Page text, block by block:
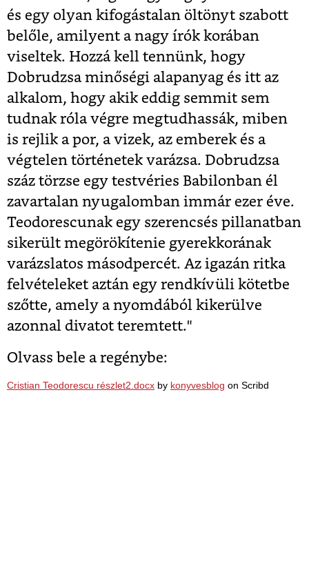
és egy olyan kifogástalan öltönyt szabott
belőle, amilyent a nagy írók korában
viseltek. Hozzá kell tennünk, hogy
Dobrudzsa minőségi alapanyag és itt az
alkalom, hogy akik eddig semmit sem
tudnak róla végre megtudhassák, miben
is rejlik a por, a vizek, az emberek és a
végtelen történetek varázsa. Dobrudzsa
száz törzse egy testvéries Babilonban él
zavartalan nyugalomban immár ezer éve.
Teodorescunak egy szerencsés pillanatban
sikerült megörökítenie gyerekkorának
varázslatos másodpercét. Az igazán ritka
felvételeket aztán egy rendkívüli kötetbe
szőtte, amely a nyomdából kikerülve
azonnal divatot teremtett."
Olvass bele a regénybe:
Cristian Teodorescu részlet2.docx by konyvesblog on Scribd